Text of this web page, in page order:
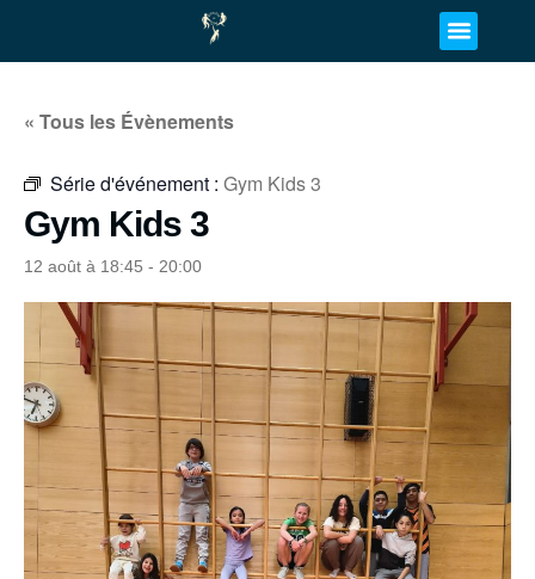
« Tous les Évènements
Série d'événement : Gym Kids 3
Gym Kids 3
12 août à 18:45 - 20:00